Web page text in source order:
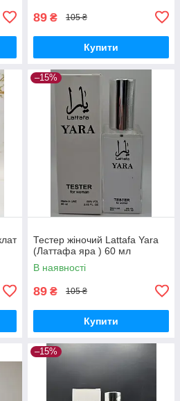
89 ₴ 105 ₴
Купити
–15%
Тестер жіночий Lattafa Yara
(Латтафа яра ) 60 мл
В наявності
89 ₴ 105 ₴
Купити
–15%